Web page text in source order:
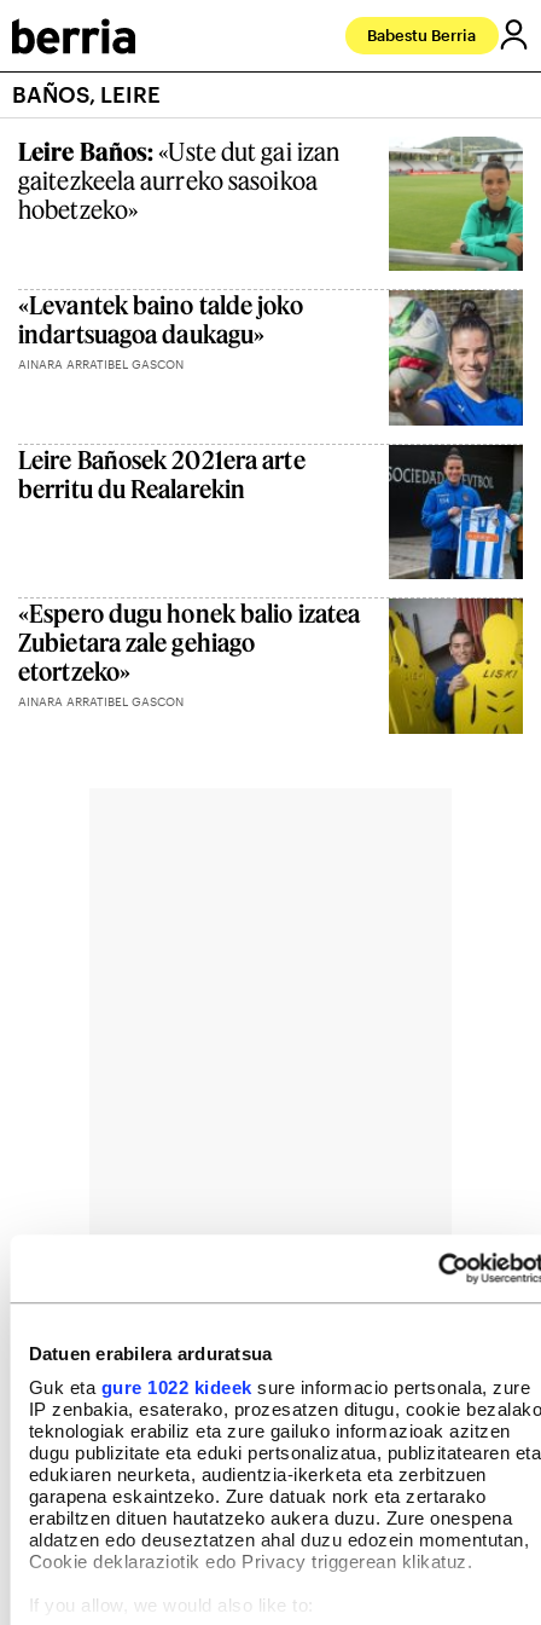
Datuen erabilera arduratsua
Guk eta gure 1022 kideek sure informacio pertsonala, zure
IP zenbakia, esaterako, prozesatzen ditugu, cookie bezalako
teknologiak erabiliz eta zure gailuko informazioak azitzen
dugu publizitate eta eduki pertsonalizatua, publizitatearen eta
edukiaren neurketa, audientzia-ikerketa eta zerbitzuen
garapena eskaintzeko. Zure datuak nork eta zertarako
erabiltzen dituen hautatzeko aukera duzu. Zure onespena
aldatzen edo deuseztatzen ahal duzu edozein momentutan,
Cookie deklaraziotik edo Privacy triggerean klikatuz.
If you allow, we would also like to:
Babestu Berria
BAÑOS, LEIRE
Leire Baños:«Uste dut gai izan
gaitezkeela aurreko sasoikoa
hobetzeko»
«Levantek baino talde joko
indartsuagoa daukagu»
AINARA ARRATIBEL GASCON
Leire Bañosek 2021era arte
berritu du Realarekin
«Espero dugu honek balio izatea
Zubietara zale gehiago
etortzeko»
AINARA ARRATIBEL GASCON